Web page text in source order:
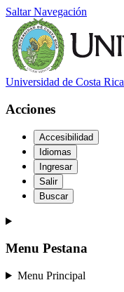
Saltar Navegación
Universidad de Costa Rica
Acciones
Accesibilidad
Idiomas
Ingresar
Salir
Buscar
Menu Pestana
Menu Principal